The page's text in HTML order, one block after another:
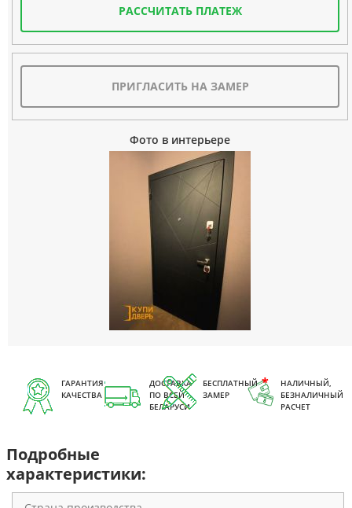
РАССЧИТАТЬ ПЛАТЕЖ
ПРИГЛАСИТЬ НА ЗАМЕР
Фото в интерьере
ГАРАНТИЯ
КАЧЕСТВА
ДОСТАВКА
ПО ВСЕЙ
БЕЛАРУСИ
БЕСПЛАТНЫЙ
ЗАМЕР
НАЛИЧНЫЙ,
БЕЗНАЛИЧНЫЙ
РАСЧЕТ
Подробные
характеристики: